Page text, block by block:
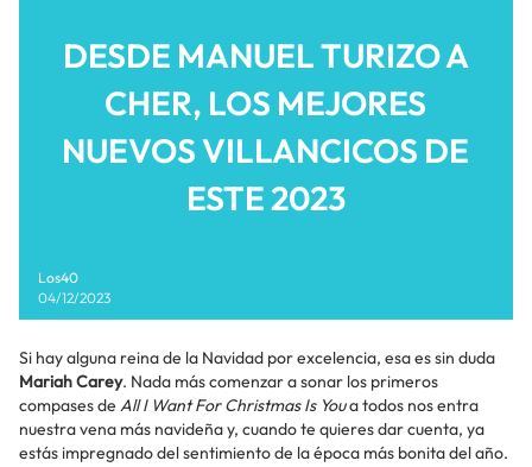
DESDE MANUEL TURIZO A
CHER, LOS MEJORES
NUEVOS VILLANCICOS DE
ESTE 2023
Los40
04/12/2023
Si hay alguna reina de la Navidad por excelencia, esa es sin duda
Mariah Carey. Nada más comenzar a sonar los primeros
compases de All I Want For Christmas Is Youa todos nos entra
nuestra vena más navideña y, cuando te quieres dar cuenta, ya
estás impregnado del sentimiento de la época más bonita del año.